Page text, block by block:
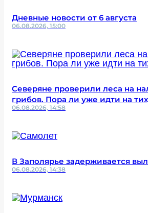
Дневные новости от 6 августа
06.08.2026, 15:00
Северяне проверили леса на
грибов. Пора ли уже идти на
06.08.2026, 14:58
В Заполярье задерживается
06.08.2026, 14:38